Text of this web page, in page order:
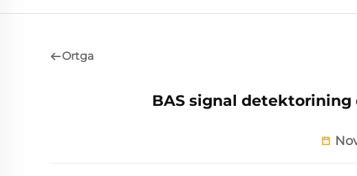
Ortga
BAS signal